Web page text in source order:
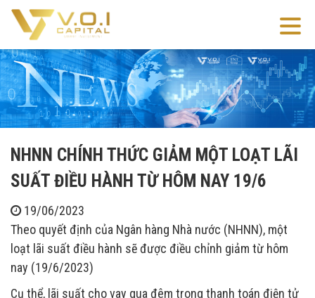
NHNN CHÍNH THỨC GIẢM MỘT LOẠT LÃI
SUẤT ĐIỀU HÀNH TỪ HÔM NAY 19/6
19/06/2023
Theo quyết định của Ngân hàng Nhà nước (NHNN), một
loạt lãi suất điều hành sẽ được điều chỉnh giảm từ hôm
nay (19/6/2023)
Cụ thể, lãi suất cho vay qua đêm trong thanh toán điện tử